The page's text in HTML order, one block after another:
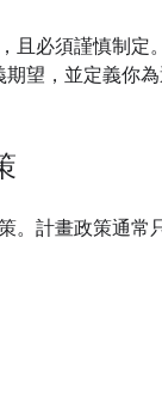
且必須謹慎制
望，並定義你為
。計畫政策通常